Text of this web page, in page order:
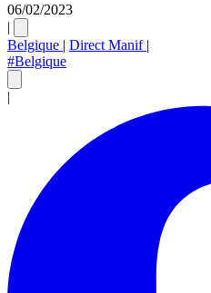
06/02/2023
|
Belgique | Direct Manif |
#Belgique
|